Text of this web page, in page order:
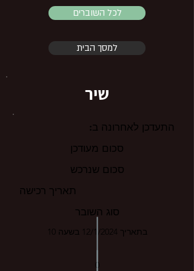
לכל השוברים
למסך הבית
שיר
התעדכן לאחרונה ב:
סכום מעודכן
סכום שנרכש
תאריך רכישה
סוג השובר
בתאריך 12/1/2024 בשעה 10
0